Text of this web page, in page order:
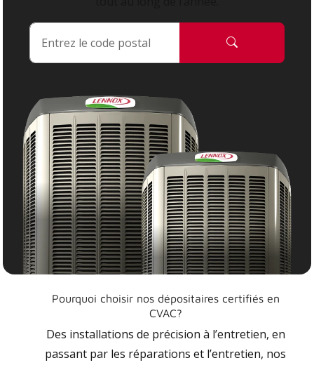
Pourquoi choisir nos dépositaires certifiés en
CVAC?
Des installations de précision à l’entretien, en
passant par les réparations et l’entretien, nos